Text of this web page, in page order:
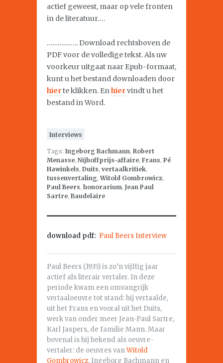
actief geweest, maar op vele fronten
in de literatuur….
…………….. Download rechtsboven de
PDF voor de volledige tekst. Als uw
voorkeur uitgaat naar Epub-formaat,
kunt u het bestand downloaden door
hierte klikken. Enhiervindt u het
bestand in Word.
Interviews
Tags: Ingeborg Bachmann, Robert
Menasse, Nijhoffprijs-affaire, Frans, Pé
Hawinkels, Duits, vertaalkritiek,
tussenvertaling,Witold Gombrowicz,
Paul Beers, honorarium, Jean Paul
Sartre, Baudelaire
download pdf: Paul Beers Interview
Paul Beers (1935) is zo’n vijftig jaar
actief als literair vertaler. In deze
periode kwam een omvangrijk
vertaaloeuvre tot stand: hij vertaalde,
uit het Frans en vooral uit het Duits,
werk van onder meer Jean-Paul Sartre,
Karl Jaspers, de familie Mann. Maar
bovenal is hij bekend als oeuvre-
vertaler: de oeuvres vanWitold
Gombrowicz, Ingeborg Bachmann en